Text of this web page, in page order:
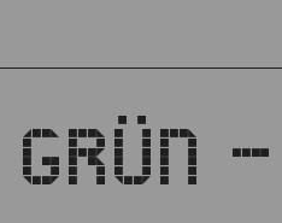
GRÜN –